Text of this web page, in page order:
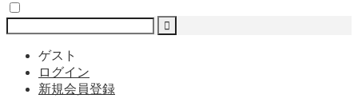
ゲスト
ログイン
新規会員登録